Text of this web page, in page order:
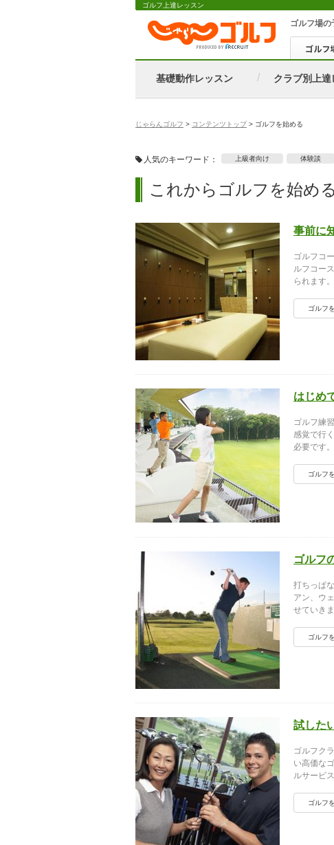
ゴルフ上達レッスン
ゴルフ場の
基礎動作レッスン クラブ別上達
じゃらんゴルフ > コンテンツトップ> ゴルフを始める
人気のキーワード： 上級者向け 体験談
これからゴルフを始め
事前に
ゴルフコ
ルフコー
られます
ゴルフ
はじめ
ゴルフ練
感覚で行
必要です
ゴルフ
ゴルフ
打ちっぱ
アン、ウ
せていき
ゴルフ
試した
ゴルフク
い高価な
ルサービ
ゴルフ